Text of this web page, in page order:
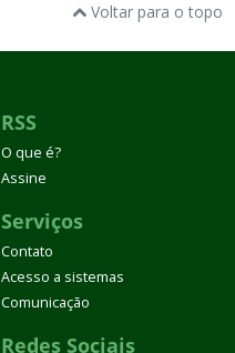
Voltar para o topo
RSS
O que é?
Assine
Serviços
Contato
Acesso a sistemas
Comunicação
Redes Sociais